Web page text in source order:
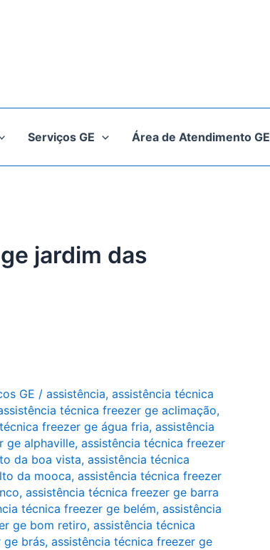
Serviços GE Área de Atendimento GE
jardim das
GE / assistência, assistência técnica
técnica freezer ge aclimação,
freezer ge água fria, assistência
ge alphaville, assistência técnica freezer
da boa vista, assistência técnica
da mooca, assistência técnica freezer
, assistência técnica freezer ge barra
técnica freezer ge belém, assistência
ge bom retiro, assistência técnica
ge brás, assistência técnica freezer ge